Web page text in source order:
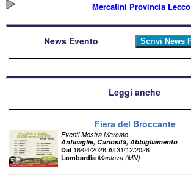
Mercatini Provincia Lecco
News Evento
Leggi anche
Fiera del Broccante
Eventi Mostra Mercato
Anticaglie, Curiosità, Abbigliamento
Dal 16/04/2026 Al 31/12/2026
Lombardia Mantova (MN)